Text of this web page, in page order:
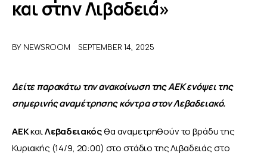
και στην Λιβαδειά»
BY NEWSROOM SEPTEMBER 14, 2025
Δείτε παρακάτω την ανακοίνωση της ΑΕΚ ενόψει της
σημερινής αναμέτρησης κόντρα στον Λεβαδειακό.
ΑΕΚ και Λεβαδειακός θα αναμετρηθούν το βράδυ της
Κυριακής (14/9, 20:00) στο στάδιο της Λιβαδειάς στο